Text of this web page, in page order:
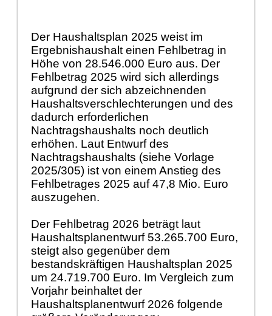
Der Haushaltsplan 2025 weist im
Ergebnishaushalt einen Fehlbetrag in
Höhe von 28.546.000 Euro aus. Der
Fehlbetrag 2025 wird sich allerdings
aufgrund der sich abzeichnenden
Haushaltsverschlechterungen und des
dadurch erforderlichen
Nachtragshaushalts noch deutlich
erhöhen. Laut Entwurf des
Nachtragshaushalts (siehe Vorlage
2025/305) ist von einem Anstieg des
Fehlbetrages 2025 auf 47,8 Mio. Euro
auszugehen.
Der Fehlbetrag 2026 beträgt laut
Haushaltsplanentwurf 53.265.700 Euro,
steigt also gegenüber dem
bestandskräftigen Haushaltsplan 2025
um 24.719.700 Euro. Im Vergleich zum
Vorjahr beinhaltet der
Haushaltsplanentwurf 2026 folgende